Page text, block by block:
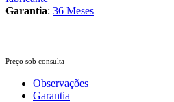
Garantia: 36 Meses
Preço sob consulta
Observações
Garantia